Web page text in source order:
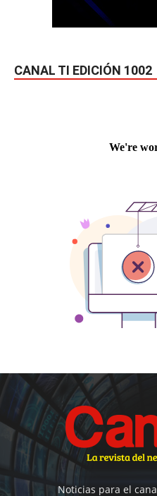
CANAL TI EDICIÓN 1002
Noticias para el